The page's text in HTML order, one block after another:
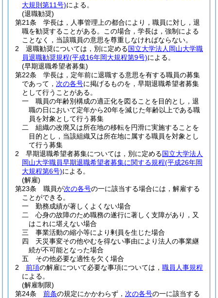
大規則第11号)による。
(退職勧奨)
第21条
学長は，人事管理上の都合により，職員に対し，退
職を勧奨することがある。
この場合，学長は，強制による
ことなく，当該職員の意思を尊重しなければならない。
2
退職勧奨については，別に定める国立大学法人岡山大学職
員退職勧奨規程(平成16年岡大規程第9号)による。
(早期退職希望者募集)
第22条
学長は，定年前に退職する意思を有する職員の募集
であって， 次の各号に掲げるものを，早期退職希望者募集
として行うことがある。
一
職員の年齢別構成の適正化を図ることを目的とし，退
職の日において定年から20年を減じた年齢以上である職
員を対象として行う募集
二
組織の改廃又は所在地の移転を円滑に実施することを
目的とし，当該組織又は所在地に属する職員を対象とし
て行う募集
2
早期退職希望者募集については，別に定める国立大学法人
岡山大学職員早期退職希望者募集に関する規程(平成26年岡
大規程第6号)による。
(解雇)
第23条
職員が次の各号の一に該当する場合には，解雇する
ことができる。
一
勤務成績が著しくよくない場合
二
心身の故障のため職務の遂行に著しく支障があり，又
はこれに堪えない場合
三
事業活動の縮小等により剰員を生じた場合
四
天災事変その他やむを得ない事由により法人の事業継
続が不可能となった場合
五
その他必要な適性を欠く場合
2
前項の解雇について必要な事項については， 職員人事規程
による。
(解雇制限)
第24条
前条の規定にかかわらず， 次の各号の一に該当する